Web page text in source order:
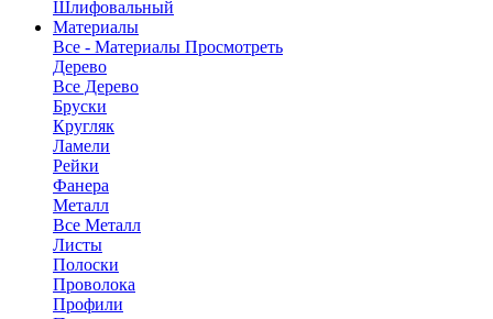
Шлифовальный
Материалы
Все - Материалы Просмотреть
Дерево
Все Дерево
Бруски
Кругляк
Ламели
Рейки
Фанера
Металл
Все Металл
Листы
Полоски
Проволока
Профили